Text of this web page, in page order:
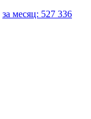
за месяц: 527 336